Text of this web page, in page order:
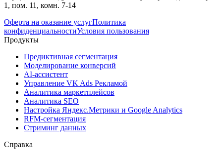
1, пом. 11, комн. 7-14
Оферта на оказание услугПолитика
конфиденциальностиУсловия пользования
Продукты
Предиктивная сегментация
Моделирование конверсий
AI-ассистент
Управление VK Ads Рекламой
Аналитика маркетплейсов
Аналитика SEO
Настройка Яндекс.Метрики и Google Analytics
RFM-сегментация
Cтриминг данных
Справка